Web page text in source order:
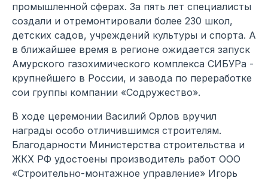
промышленной сферах. За пять лет специалисты
создали и отремонтировали более 230 школ,
детских садов, учреждений культуры и спорта. А
в ближайшее время в регионе ожидается запуск
Амурского газохимического комплекса СИБУРа -
крупнейшего в России, и завода по переработке
сои группы компании «Содружество».
В ходе церемонии Василий Орлов вручил
награды особо отличившимся строителям.
Благодарности Министерства строительства и
ЖКХ РФ удостоены производитель работ ООО
«Строительно-монтажное управление» Игорь